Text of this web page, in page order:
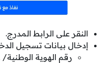
النقر على الرابط المدرج.
إدخال بيانات تسجيل
رقم الهوية الوطنية/